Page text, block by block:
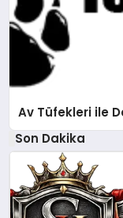
Av Tüfekleri ile
Son Dakika